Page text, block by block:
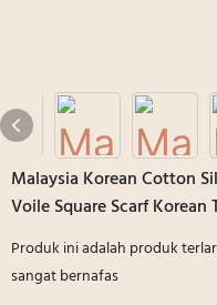
Malaysia Korean Cotton
Voile Square Scarf
Produk ini adalah produk
sangat bernafas